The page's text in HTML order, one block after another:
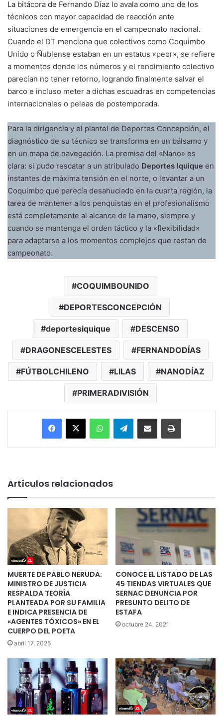
La bitácora de Fernando Díaz lo avala como uno de los
técnicos con mayor capacidad de reacción ante
situaciones de emergencia en el campeonato nacional.
Cuando el DT menciona que colectivos como Coquimbo
Unido o Ñublense estaban en un estatus «peor», se refiere
a momentos donde los números y el rendimiento colectivo
parecían no tener retorno, logrando finalmente salvar el
barco e incluso meter a dichas escuadras en competencias
internacionales o peleas de postemporada.
Para la dirigencia y el plantel de Deportes Concepción, el
diagnóstico de su técnico se transforma en un bálsamo y
en un mapa de navegación. La premisa del «Nano» es
clara: si pudo rescatar a un atribulado Deportes Iquique en
instantes de máxima tensión en el norte, o levantar a un
Coquimbo que parecía desahuciado en la cuarta región, la
tarea de mantener a los penquistas en el profesionalismo
está completamente al alcance de la mano, siempre y
cuando se mantenga el orden táctico y la «flexibilidad»
para adaptarse a los momentos complejos que restan de
campeonato.
COQUIMBOUNIDO
DEPORTESCONCEPCIÓN
deportesiquique DESCENSO
DRAGONESCELESTES FERNANDODÍAS
FÚTBOLCHILENO LILAS NANODÍAZ
PRIMERADIVISIÓN
Facebook
X WhatsAppTelegramEnviar vía email Imprimir
Artículos relacionados
MUERTE DE PABLO NERUDA:
MINISTRO DE JUSTICIA
RESPALDA TEORÍA
PLANTEADA POR SU FAMILIA
E INDICA PRESENCIA DE
«AGENTES TÓXICOS» EN EL
CUERPO DEL POETA
abril 17, 2025
CONOCE EL LISTADO DE LAS
45 TIENDAS VIRTUALES QUE
SERNAC DENUNCIA POR
PRESUNTO DELITO DE
ESTAFA
octubre 24, 2021